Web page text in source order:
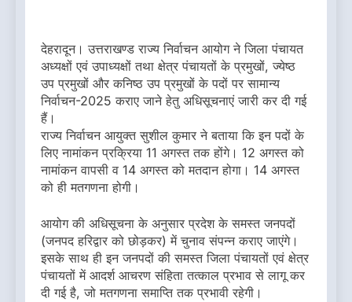
देहरादून। उत्तराखण्ड राज्य निर्वाचन आयोग ने जिला पंचायत
अध्यक्षों एवं उपाध्यक्षों तथा क्षेत्र पंचायतों के प्रमुखों, ज्येष्ठ
उप प्रमुखों और कनिष्ठ उप प्रमुखों के पदों पर सामान्य
निर्वाचन-2025 कराए जाने हेतु अधिसूचनाएं जारी कर दी गई
हैं।
राज्य निर्वाचन आयुक्त सुशील कुमार ने बताया कि इन पदों के
लिए नामांकन प्रक्रिया 11 अगस्त तक होंगे। 12 अगस्त को
नामांकन वापसी व 14 अगस्त को मतदान होगा। 14 अगस्त
को ही मतगणना होगी।
आयोग की अधिसूचना के अनुसार प्रदेश के समस्त जनपदों
(जनपद हरिद्वार को छोड़कर) में चुनाव संपन्न कराए जाएंगे।
इसके साथ ही इन जनपदों की समस्त जिला पंचायतों एवं क्षेत्र
पंचायतों में आदर्श आचरण संहिता तत्काल प्रभाव से लागू कर
दी गई है, जो मतगणना समाप्ति तक प्रभावी रहेगी।